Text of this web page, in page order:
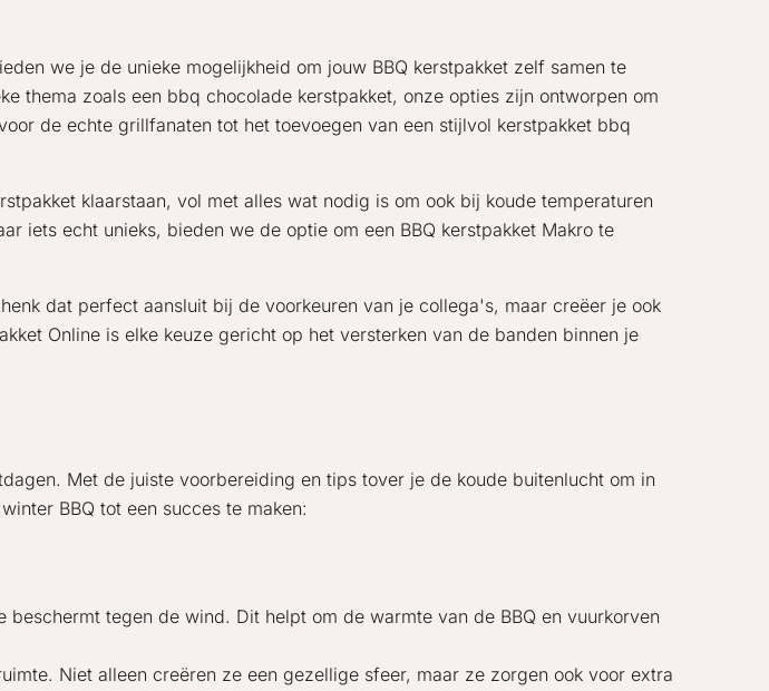
we je de unieke mogelijkheid om jouw BBQ kerstpakket zelf samen te
thema zoals een bbq chocolade kerstpakket, onze opties zijn ontworpen om
de echte grillfanaten tot het toevoegen van een stijlvol kerstpakket bbq
klaarstaan, vol met alles wat nodig is om ook bij koude temperaturen
iets echt unieks, bieden we de optie om een BBQ kerstpakket Makro te
dat perfect aansluit bij de voorkeuren van je collega's, maar creëer je ook
Online is elke keuze gericht op het versterken van de banden binnen je
Met de juiste voorbereiding en tips tover je de koude buitenlucht om in
BBQ tot een succes te maken:
tegen de wind. Dit helpt om de warmte van de BBQ en vuurkorven
Niet alleen creëren ze een gezellige sfeer, maar ze zorgen ook voor extra